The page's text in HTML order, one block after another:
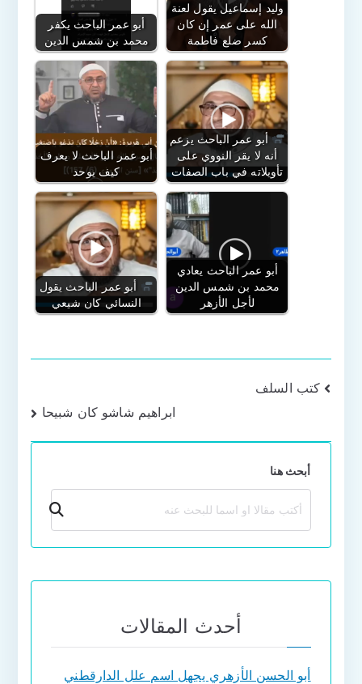
أبو عمر الباحث يكفر
محمد بن شمس الدين
وليد إسماعيل يقول لعنة
الله على عمر إن كان
كسر ضلع فاطمة
أبو عمر الباحث لا يعرف
كيف يوحد
أبو عمر الباحث يزعم
أنه لا يقر النووي على
تأويلاته في باب الصفات
أبو عمر الباحث يقول
النسائي كان شيعي
أبو عمر الباحث يعادي
محمد بن شمس الدين
لأجل الأزهر
تصفّح
كتب السلف
ابراهيم شاشو كان شبيحا
أبحث هنا
بحث
أحدث المقالات
أبو الحسن الأزهري يجهل اسم علل الدارقطني